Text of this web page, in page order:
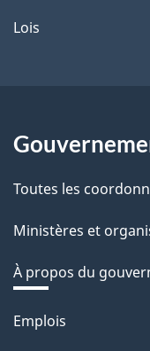
Lois
Toutes les
Ministères et
À propos du
Thèmes
Emplois